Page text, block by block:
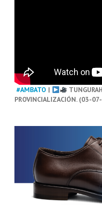
#AMBATO |
PROVINCIALIZACIÓN. (03-